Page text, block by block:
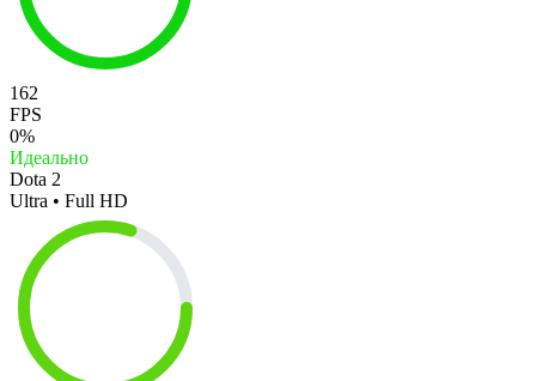
162
FPS
0%
Идеально
Dota 2
Ultra • Full HD